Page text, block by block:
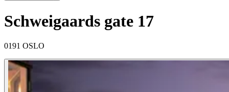
Schweigaards gate 17
0191 OSLO